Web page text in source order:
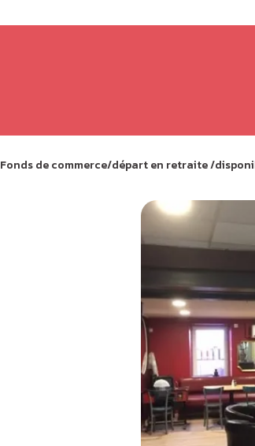
Fonds de commerce/départ en retraite /